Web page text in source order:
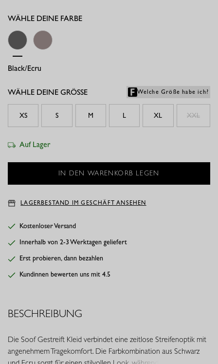
WÄHLE DEINE FARBE
Black/ecruMulti Color
WÄHLE DEINE GRÖSSE Welche Größe habe ich?
XS S M L XL XXL
Auf Lager
LAGERBESTAND IM GESCHÄFT ANSEHEN
Kostenloser Versand
Innerhalb von 2-3 Werktagen geliefert
Erst probieren, dann bezahlen
Kundinnen bewerten uns mit 4.5
BESCHREIBUNG
Die Soof Gestreift Kleid verbindet eine zeitlose Streifenoptik mit
angenehmem Tragekomfort. Die Farbkombination aus Schwarz